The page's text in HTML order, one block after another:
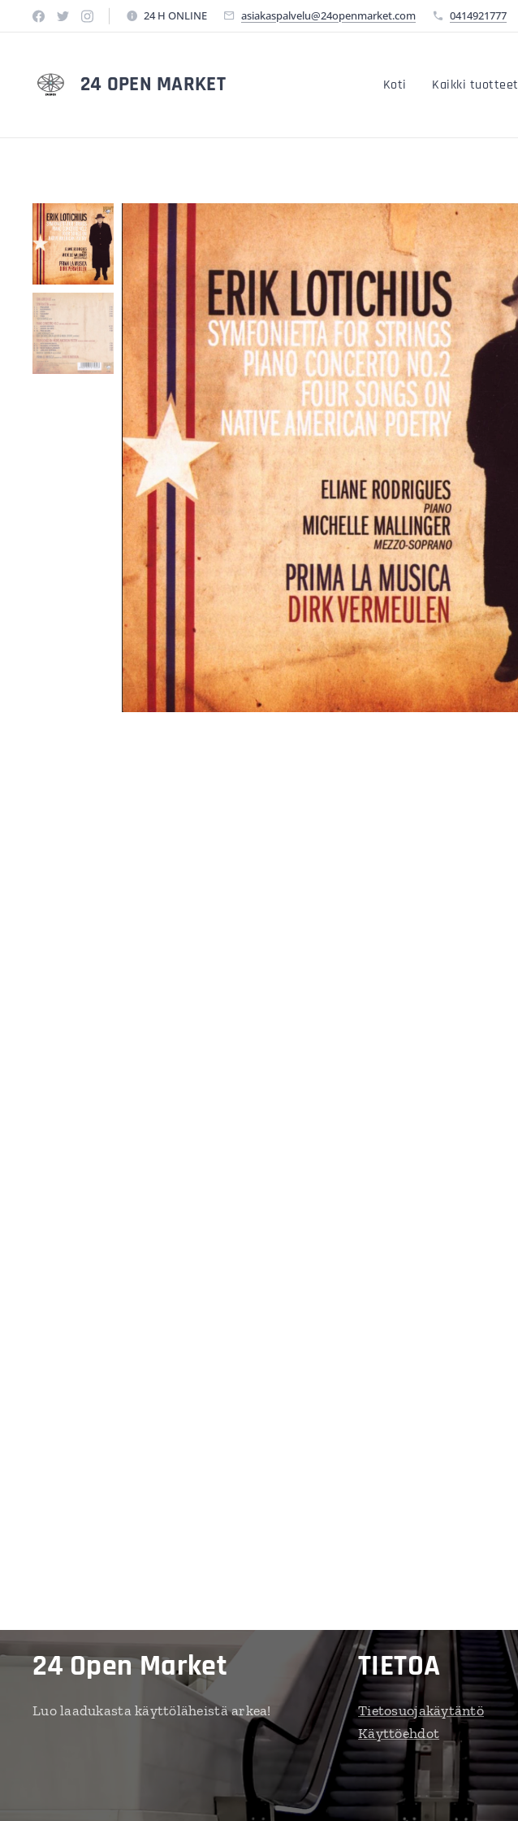
24 H ONLINE asiakaspalvelu@24openmarket.com 0414921777
24 OPEN MARKET Koti Kaikki tuotteet
24 Open Market
Luo laadukasta käyttöläheistä arkea!
TIETOA
Tietosuojakäytäntö
Käyttöehdot